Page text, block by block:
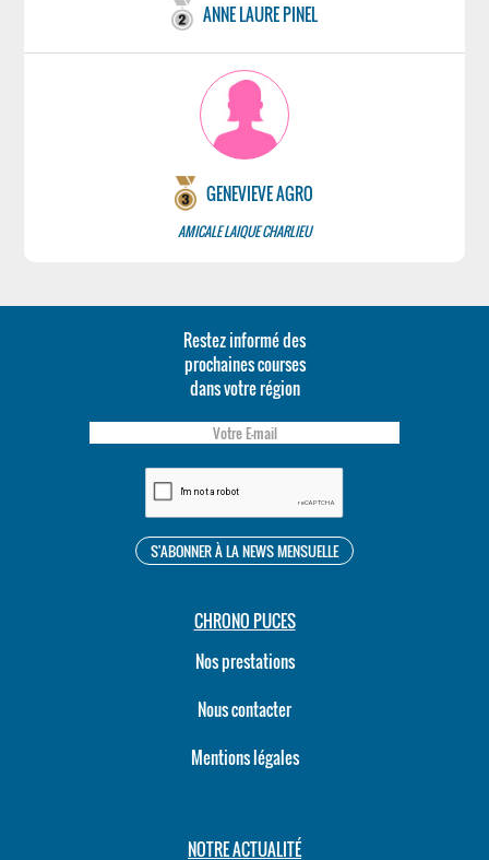
ANNE LAURE PINEL
GENEVIEVE AGRO
AMICALE LAIQUE CHARLIEU
Restez informé des
prochaines courses
dans votre région
CHRONO PUCES
Nos prestations
Nous contacter
Mentions légales
NOTRE ACTUALITÉ